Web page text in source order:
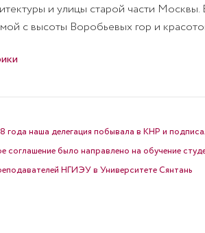
и улицы старой части Москвы.
с высоты Воробьевых гор и
года наша делегация побывала в КНР и
соглашение было направлено на обучение
НГИЭУ в Университете Сянтань